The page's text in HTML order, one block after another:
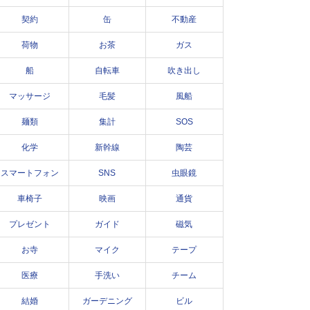
契約 缶 不動産
荷物 お茶 ガス
船 自転車 吹き出し
マッサージ 毛髪 風船
麺類 集計 SOS
化学 新幹線 陶芸
スマートフォン SNS 虫眼鏡
車椅子 映画 通貨
プレゼント ガイド 磁気
お寺 マイク テープ
医療 手洗い チーム
結婚 ガーデニング ビル